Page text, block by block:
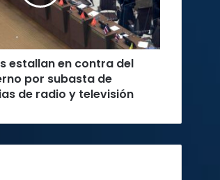
estallan en contra del
por subasta de
de radio y televisión